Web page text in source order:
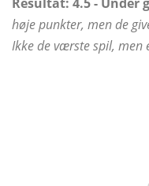
høje punkter, men de
Ikke de værste spil, men